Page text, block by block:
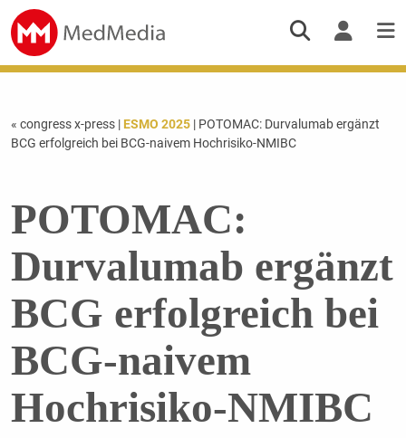
« congress x-press | ESMO 2025| POTOMAC: Durvalumab ergänzt
BCG erfolgreich bei BCG-naivem Hochrisiko-NMIBC
POTOMAC:
Durvalumab ergänzt
BCG erfolgreich bei
BCG-naivem
Hochrisiko-NMIBC